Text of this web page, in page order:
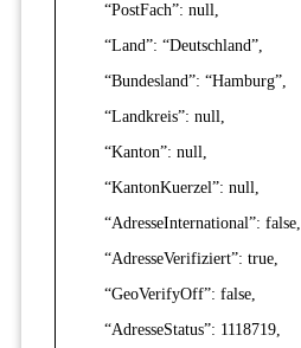
“PostFach”: null,
“Land”: “Deutschland”,
“Bundesland”: “Hamburg”,
“Landkreis”: null,
“Kanton”: null,
“KantonKuerzel”: null,
“AdresseInternational”: false,
“AdresseVerifiziert”: true,
“GeoVerifyOff”: false,
“AdresseStatus”: 1118719,